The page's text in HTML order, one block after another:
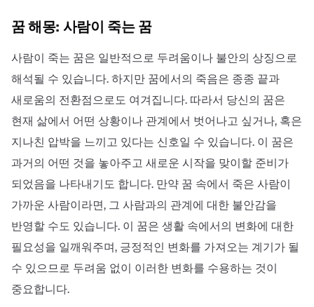
꿈 해몽: 사람이 죽는 꿈
사람이 죽는 꿈은 일반적으로 두려움이나 불안의 상징으로
해석될 수 있습니다. 하지만 꿈에서의 죽음은 종종 끝과
새로움의 전환점으로도 여겨집니다. 따라서 당신의 꿈은
현재 삶에서 어떤 상황이나 관계에서 벗어나고 싶거나, 혹은
지나친 압박을 느끼고 있다는 신호일 수 있습니다. 이 꿈은
과거의 어떤 것을 놓아주고 새로운 시작을 맞이할 준비가
되었음을 나타내기도 합니다. 만약 꿈 속에서 죽은 사람이
가까운 사람이라면, 그 사람과의 관계에 대한 불안감을
반영할 수도 있습니다. 이 꿈은 생활 속에서의 변화에 대한
필요성을 일깨워주며, 긍정적인 변화를 가져오는 계기가 될
수 있으므로 두려움 없이 이러한 변화를 수용하는 것이
중요합니다.